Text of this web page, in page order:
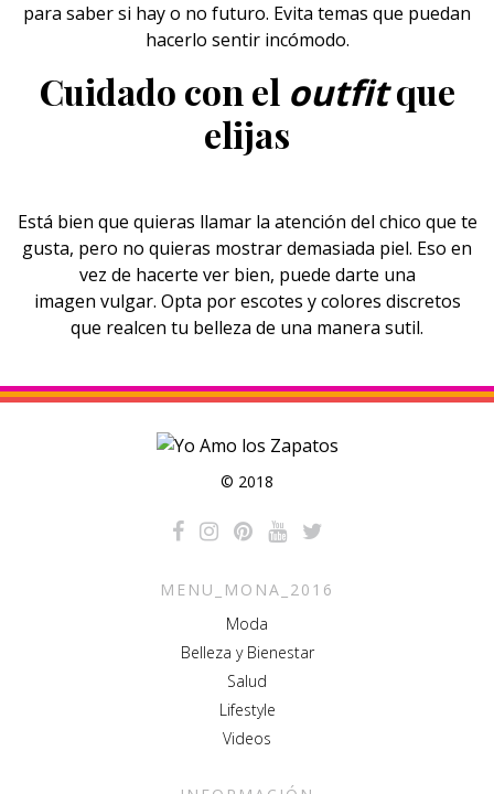
para saber si hay o no futuro. Evita temas que puedan
hacerlo sentir incómodo.
Cuidado con el outfitque
elijas
Está bien que quieras llamar la atención del chico que te
gusta, pero no quieras mostrar demasiada piel. Eso en
vez de hacerte ver bien, puede darte una
imagen vulgar. Opta por escotes y colores discretos
que realcen tu belleza de una manera sutil.
© 2018
MENU_MONA_2016
Moda
Belleza y Bienestar
Salud
Lifestyle
Videos